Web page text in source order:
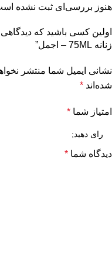
هنوز بررسی‌ای ثبت نشده
اولین کسی باشید که دیدگاهی
زنانه 75ML – اجمل”
نشانی ایمیل شما منتشر
شده‌اند *
امتیاز شما *
دیدگاه شما *